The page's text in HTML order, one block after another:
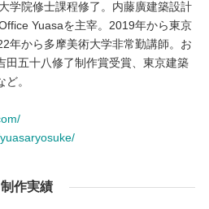
学院修士課程修了。内藤廣建築設計
Yuasaを主宰。2019年から東京
年から多摩美術大学非常勤講師。お
田五十八修了制作賞受賞、東京建築
。
制作実績